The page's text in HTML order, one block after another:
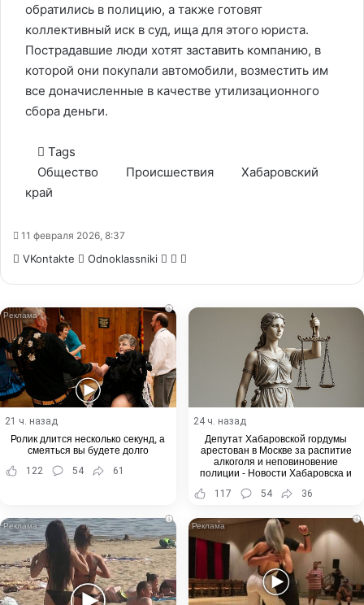
обратились в полицию, а также готовят
коллективный иск в суд, ища для этого юриста.
Пострадавшие люди хотят заставить компанию, в
которой они покупали автомобили, возместить им
все доначисленные в качестве утилизационного
сбора деньги.
Tags
Общество
Происшествия
Хабаровский
край
11 февраля 2026, 8:37
VKontakte Odnoklassniki WhatsApp
Telegram
i
21 ч. назад
Ролик длится несколько секунд, а
смеяться вы будете долго
122
54 61
24 ч. назад
Депутат Хабаровской гордумы
арестован в Москве за распитие
алкоголя и неповиновение
полиции - Новости Хабаровска и
117 54 36
i i